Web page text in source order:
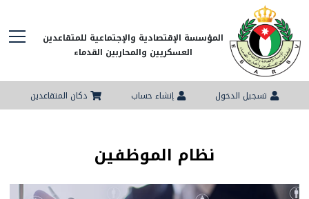
المؤسسة الإقتصادية والإجتماعية للمتقاعدين
العسكريين والمحاربين القدماء
تسجيل الدخول إنشاء حساب دكان المتقاعدين
نظام الموظفين